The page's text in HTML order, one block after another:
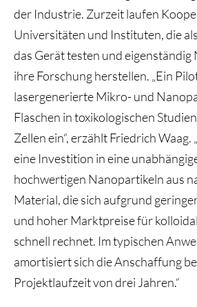
der Industrie. Zurzeit laufen
Universitäten und Instituten, die
das Gerät testen und
ihre Forschung herstellen. „Ein
lasergenerierte Mikro- und
Flaschen in toxikologischen
Zellen ein“, erzählt Friedrich
eine Investition in eine
hochwertigen Nanopartikeln aus
Material, die sich aufgrund
und hoher Marktpreise für
schnell rechnet. Im typischen
amortisiert sich die Anschaffung
Projektlaufzeit von drei Jahren.“